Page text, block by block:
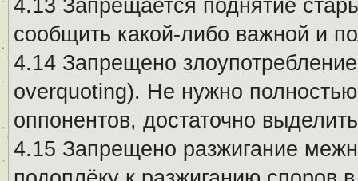
4.13 Запрещается поднятие
сообщить какой-либо важной и
4.14 Запрещено
overquoting). Не нужно
оппонентов, достаточно
4.15 Запрещено разжигание